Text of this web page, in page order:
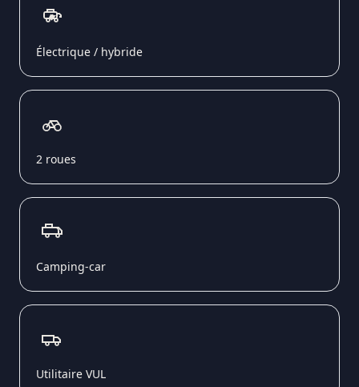
Électrique / hybride
2 roues
Camping-car
Utilitaire VUL